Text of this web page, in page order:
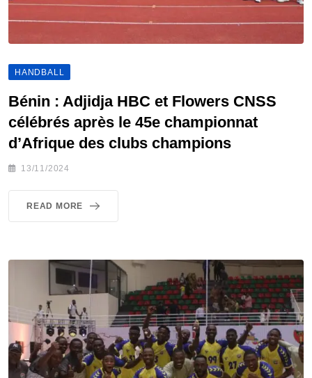
HANDBALL
Bénin : Adjidja HBC et Flowers CNSS
célébrés après le 45e championnat
d’Afrique des clubs champions
13/11/2024
READ MORE